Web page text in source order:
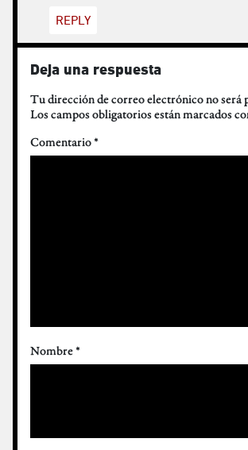
REPLY
Deja una respuesta
Tu dirección de correo electrónico no será
Los campos obligatorios están marcados
Comentario*
Nombre*